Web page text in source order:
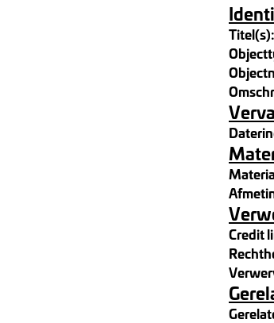
Titel(s):
Credit